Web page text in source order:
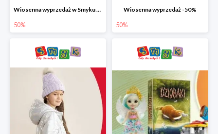
Wiosenna wyprzedaż w Smyku do -50%
50%
Wiosenna wyprzedaż -50%
50%